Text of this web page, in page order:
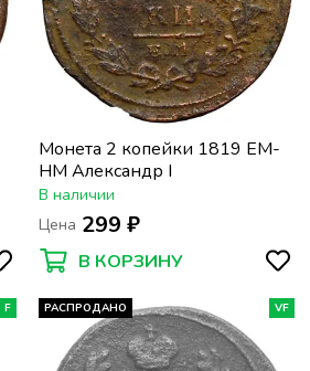
Монета 2 копейки 1819 ЕМ-
НМ Александр I
В наличии
Цена 299 ₽
В КОРЗИНУ
F РАСПРОДАНО VF